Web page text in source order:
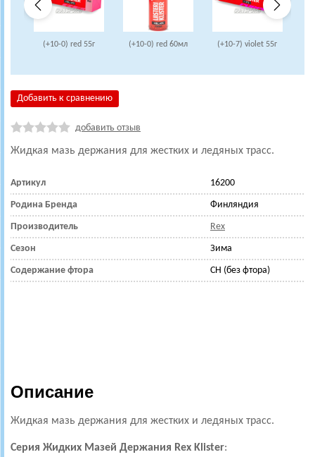
(+10-0) red 55г (+10-0) red 60мл (+10-7) violet 55г
Добавить к сравнению
добавить отзыв
Жидкая мазь держания для жестких и ледяных трасс.
Артикул 16200
Родина Бренда Финляндия
Производитель Rex
Сезон Зима
Содержание фтора CH (без фтора)
Описание
Жидкая мазь держания для жестких и ледяных трасс.
Серия Жидких Мазей Держания Rex Klister: